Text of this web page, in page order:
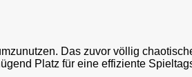
Das zuvor völlig
Platz für eine effiziente